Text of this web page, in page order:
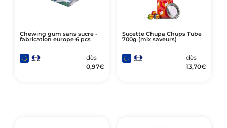
Chewing gum sans sucre -
fabrication europe 6 pcs
dès
0,97€
Sucette Chupa Chups Tube
700g (mix saveurs)
dès
13,70€